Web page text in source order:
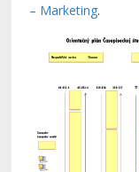
– Marketing.